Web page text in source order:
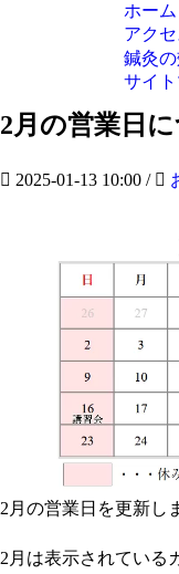
ホーム
アクセ
鍼灸
サイ
2月の営業日
2025-01-13 10:00 /
2月の営業日を更新し
2月は表示されている